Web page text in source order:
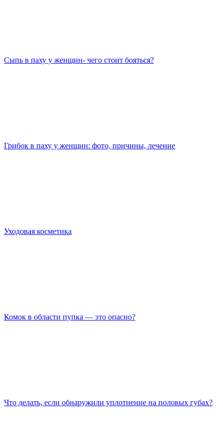
Сыпь в паху у женщин- чего стоит бояться?
Грибок в паху у женщин: фото, причины, лечение
Уходовая косметика
Комок в области пупка — это опасно?
Что делать, если обнаружили уплотнение на половых губах?